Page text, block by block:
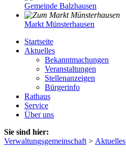
Gemeinde Balzhausen
Markt Münsterhausen
Startseite
Aktuelles
Bekanntmachungen
Veranstaltungen
Stellenanzeigen
Bürgerinfo
Rathaus
Service
Über uns
Sie sind hier:
Verwaltungsgemeinschaft > Aktuelles